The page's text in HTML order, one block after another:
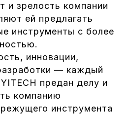
и зрелость компании
ей предлагать
инструменты с более
инновации,
— каждый
предан делу и
компанию
инструмента